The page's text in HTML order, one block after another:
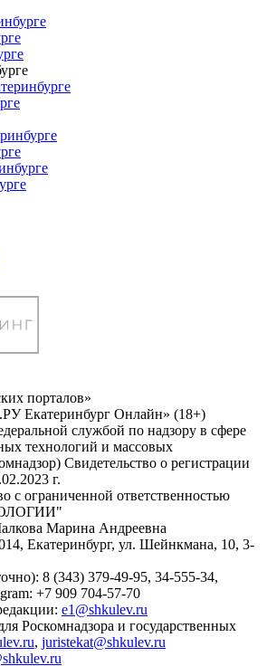
порталов»
Екатеринбург Онлайн» (18+)
службой по надзору в сфере
технологий и массовых
Свидетельство о регистрации
г.
с ограниченной ответственностью
Марина Андреевна
Екатеринбург, ул. Шейнкмана, 10, 3-
8 (343) 379-49-95, 34-555-34,
+7 909 704-57-70
e1@shkulev.ru
Роскомнадзора и государственных
, juristekat@shkulev.ru